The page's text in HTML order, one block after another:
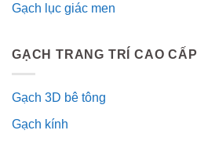
Gạch lục giác men
GẠCH TRANG TRÍ CAO CẤP
Gạch 3D bê tông
Gạch kính